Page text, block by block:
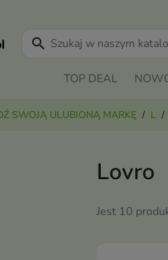
search
TOP DEAL
SWOJĄ ULUBIONĄ MARKĘ L
Lovro
Jest 10